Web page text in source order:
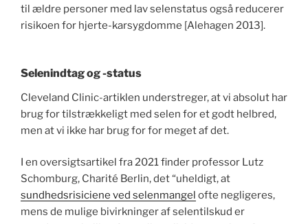
til ældre personer med lav selenstatus også reducerer
risikoen for hjerte-karsygdomme [Alehagen 2013].
Selenindtag og -status
Cleveland Clinic-artiklen understreger, at vi absolut har
brug for tilstrækkeligt med selen for et godt helbred,
men at vi ikke har brug for for meget af det.
I en oversigtsartikel fra 2021 finder professor Lutz
Schomburg, Charité Berlin, det “uheldigt, at
sundhedsrisiciene ved selenmangel ofte negligeres,
mens de mulige bivirkninger af selentilskud er